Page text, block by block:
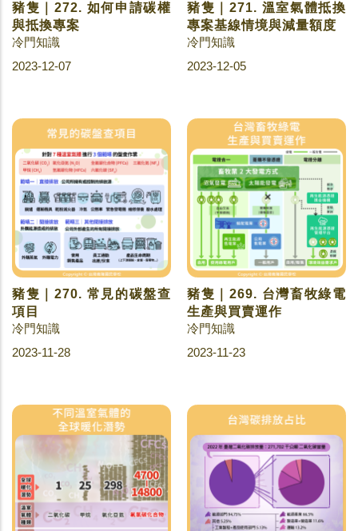
豬隻｜272. 如何申請碳權
與抵換專案
冷門知識
2023-12-07
豬隻｜271. 溫室氣體抵換
專案基線情境與減量額度
冷門知識
2023-12-05
豬隻｜270. 常見的碳盤查
項目
冷門知識
2023-11-28
豬隻｜269. 台灣畜牧綠電
生產與買賣運作
冷門知識
2023-11-23